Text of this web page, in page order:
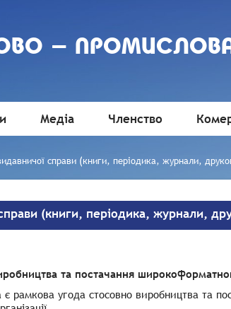
-
Медіа Членство
справи (книги, періодика, журнали,
(книги, періодика, журнали,
та постачання
рамкова угода стосовно виробництва та